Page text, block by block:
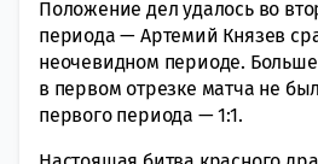
Положение дел удалось во
периода — Артемий Князев
неочевидном периоде.
в первом отрезке матча не
первого периода — 1:1.